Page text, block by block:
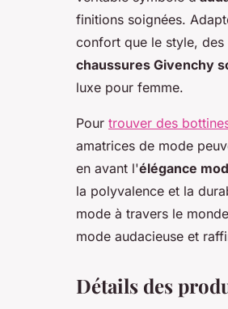
finitions soignées.
confort que le style, des
chaussures Givenchy
luxe pour femme.
Pour trouver des
amatrices de mode
en avant l'élégance
la polyvalence et la
mode à travers le
mode audacieuse et
Détails des